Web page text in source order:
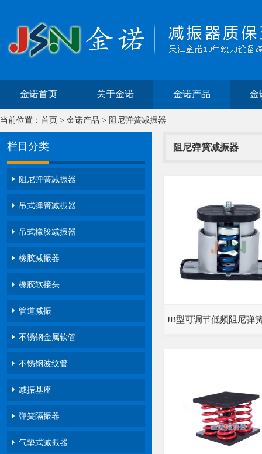
金诺首页 关于金诺 金诺产品 金
当前位置： 首页 > 金诺产品 > 阻尼弹簧减振器
栏目分类
阻尼弹簧减振器
吊式弹簧减振器
吊式橡胶减振器
橡胶减振器
橡胶软接头
管道减振
不锈钢金属软管
不锈钢波纹管
减振基座
弹簧隔振器
气垫式减振器
阻尼弹簧减振器
JB型可调节低频阻尼弹